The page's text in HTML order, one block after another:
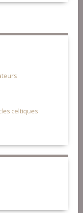
celtiques